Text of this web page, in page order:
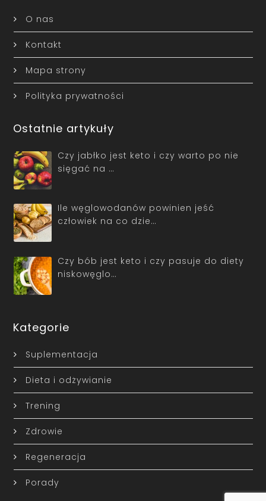
O nas
Kontakt
Mapa strony
Polityka prywatności
Ostatnie artykuły
Czy jabłko jest keto i czy warto po nie
sięgać na …
Ile węglowodanów powinien jeść
człowiek na co dzie…
Czy bób jest keto i czy pasuje do diety
niskowęglo…
Kategorie
Suplementacja
Dieta i odżywianie
Trening
Zdrowie
Regeneracja
Porady